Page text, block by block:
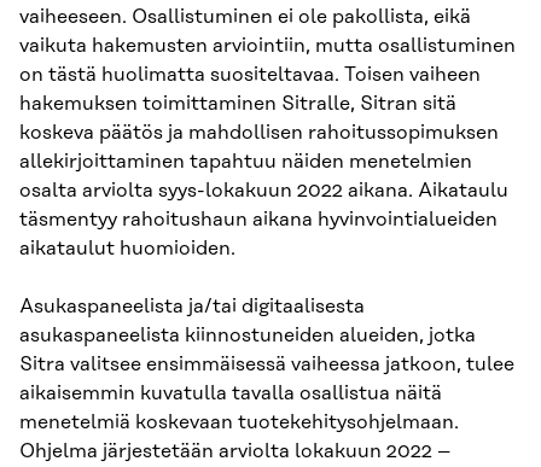
vaiheeseen. Osallistuminen ei ole pakollista, eikä
vaikuta hakemusten arviointiin, mutta osallistuminen
on tästä huolimatta suositeltavaa. Toisen vaiheen
hakemuksen toimittaminen Sitralle, Sitran sitä
koskeva päätös ja mahdollisen rahoitussopimuksen
allekirjoittaminen tapahtuu näiden menetelmien
osalta arviolta syys-lokakuun 2022 aikana. Aikataulu
täsmentyy rahoitushaun aikana hyvinvointialueiden
aikataulut huomioiden.
Asukaspaneelista ja/tai digitaalisesta
asukaspaneelista kiinnostuneiden alueiden, jotka
Sitra valitsee ensimmäisessä vaiheessa jatkoon, tulee
aikaisemmin kuvatulla tavalla osallistua näitä
menetelmiä koskevaan tuotekehitysohjelmaan.
Ohjelma järjestetään arviolta lokakuun 2022 –